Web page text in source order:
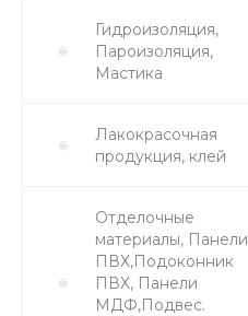
Гидроизоляция,
Пароизоляция,
Мастика
Лакокрасочная
продукция, клей
Отделочные
материалы, Панели
ПВХ,Подоконник
ПВХ, Панели
МДФ,Подвес.